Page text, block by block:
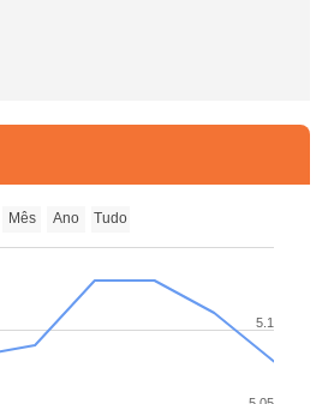
Mês Ano Tudo
5.1